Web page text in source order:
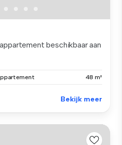
beschikbaar aan
48 m²
Bekijk meer